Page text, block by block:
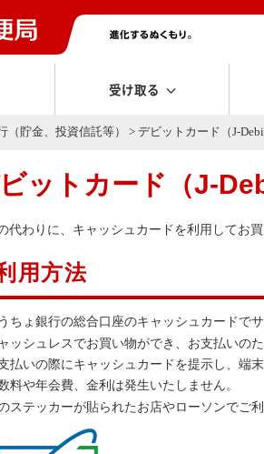
受け取る
（貯金、投資信託等） > デビットカード（J-
ットカード（J-
代わりに、キャッシュカードを利用してお
用方法
ちょ銀行の総合口座のキャッシュカードで
ッシュレスでお買い物ができ、お支払いの
払いの際にキャッシュカードを提示し、端
料や年会費、金利は発生いたしません。
ステッカーが貼られたお店やローソンでご利